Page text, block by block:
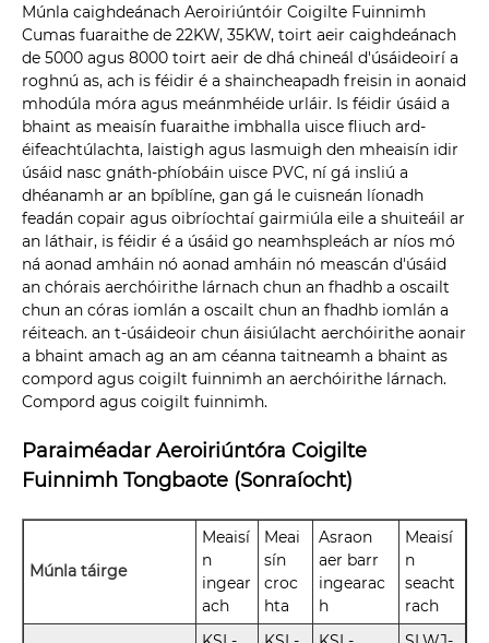
Múnla caighdeánach Aeroiriúntóir Coigilte Fuinnimh
Cumas fuaraithe de 22KW, 35KW, toirt aeir caighdeánach
de 5000 agus 8000 toirt aeir de dhá chineál d'úsáideoirí a
roghnú as, ach is féidir é a shaincheapadh freisin in aonaid
mhodúla móra agus meánmhéide urláir. Is féidir úsáid a
bhaint as meaisín fuaraithe imbhalla uisce fliuch ard-
éifeachtúlachta, laistigh agus lasmuigh den mheaisín idir
úsáid nasc gnáth-phíobáin uisce PVC, ní gá insliú a
dhéanamh ar an bpíblíne, gan gá le cuisneán líonadh
feadán copair agus oibríochtaí gairmiúla eile a shuiteáil ar
an láthair, is féidir é a úsáid go neamhspleách ar níos mó
ná aonad amháin nó aonad amháin nó meascán d'úsáid
an chórais aerchóirithe lárnach chun an fhadhb a oscailt
chun an córas iomlán a oscailt chun an fhadhb iomlán a
réiteach. an t-úsáideoir chun áisiúlacht aerchóirithe aonair
a bhaint amach ag an am céanna taitneamh a bhaint as
compord agus coigilt fuinnimh an aerchóirithe lárnach.
Compord agus coigilt fuinnimh.
Paraiméadar Aeroiriúntóra Coigilte
Fuinnimh Tongbaote (Sonraíocht)
Múnla táirge
Meaisí
n
ingear
ach
Meai
sín
croc
hta
Asraon
aer barr
ingearac
h
Meaisí
n
seacht
rach